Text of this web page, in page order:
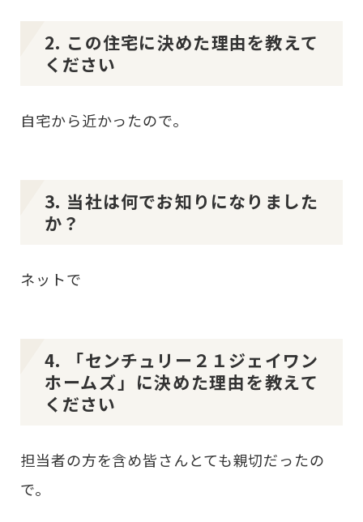
2. この住宅に決めた理由を教えて
ください
自宅から近かったので。
3. 当社は何でお知りになりました
か？
ネットで
4. 「センチュリー２１ジェイワン
ホームズ」に決めた理由を教えて
ください
担当者の方を含め皆さんとても親切だったの
で。